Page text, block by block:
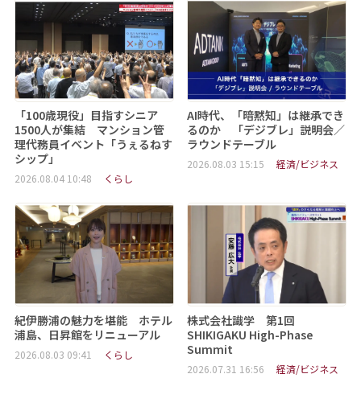
「100歳現役」目指すシニア
1500人が集結 マンション管
理代務員イベント「うぇるねす
シップ」
2026.08.04 10:48 くらし
AI時代、「暗黙知」は継承でき
るのか 「デジブレ」説明会／
ラウンドテーブル
2026.08.03 15:15 経済/ビジネス
紀伊勝浦の魅力を堪能 ホテル
浦島、日昇館をリニューアル
2026.08.03 09:41 くらし
株式会社識学 第1回
SHIKIGAKU High-Phase
Summit
2026.07.31 16:56 経済/ビジネス